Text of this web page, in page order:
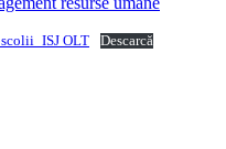
OLT
Descarcă